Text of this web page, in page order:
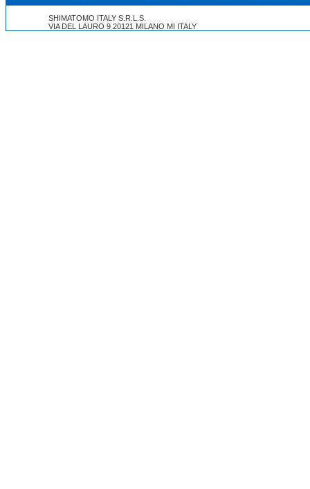
SHIMATOMO ITALY S.R.L.S.
VIA DEL LAURO 9 20121 MILANO MI ITALY